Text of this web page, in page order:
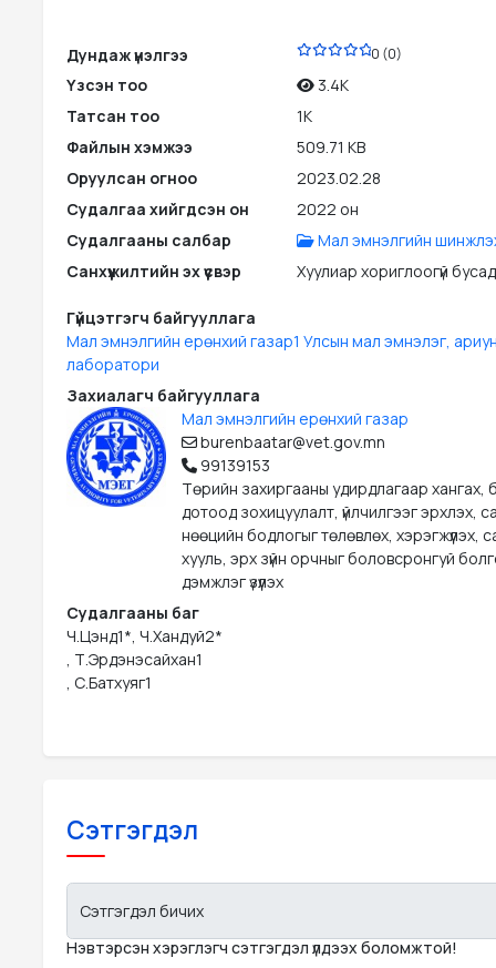
Дундаж үнэлгээ 0 (0)
Үзсэн тоо
3.4K
Татсан тоо
1K
Файлын хэмжээ
509.71 KB
Оруулсан огноо
2023.02.28
Судалгаа хийгдсэн он
2022 он
Судалгааны салбар
Мал эмнэлгийн
Санхүүжилтийн эх үүсвэр
Хуулиар хориглоогүй бусад
Гүйцэтгэгч байгууллага
Мал эмнэлгийн ерөнхий газар1 Улсын мал эмнэлэг,
лаборатори
Захиалагч байгууллага
Мал эмнэлгийн ерөнхий газар
burenbaatar@vet.gov.mn
99139153
Төрийн захиргааны удирдлагаар хангах,
дотоод зохицуулалт, үйлчилгээг эрхлэх,
нөөцийн бодлогыг төлөвлөх, хэрэгжүүлэх,
хууль, эрх зүйн орчныг боловсронгуй
дэмжлэг үзүүлэх
Судалгааны баг
Ч.Цэнд1*, Ч.Хандуй2*
, Т.Эрдэнэсайхан1
, С.Батхуяг1
Сэтгэгдэл
Сэтгэгдэл бичих
Нэвтэрсэн хэрэглэгч сэтгэгдэл үлдээх боломжтой!